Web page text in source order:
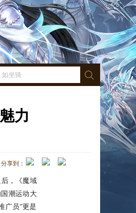
力
分享到：
，《魔域
潮运动大
广员”更是